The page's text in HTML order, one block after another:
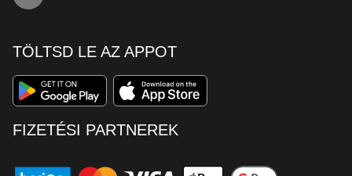
TÖLTSD LE AZ APPOT
FIZETÉSI PARTNEREK